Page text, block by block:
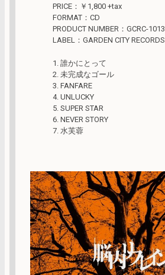
PRICE：￥1,800 +tax
FORMAT：CD
PRODUCT NUMBER：GCRC-1013
LABEL：GARDEN CITY RECORDS
1. 誰かにとって
2. 未完成なゴール
3. FANFARE
4. UNLUCKY
5. SUPER STAR
6. NEVER STORY
7. 水芙蓉